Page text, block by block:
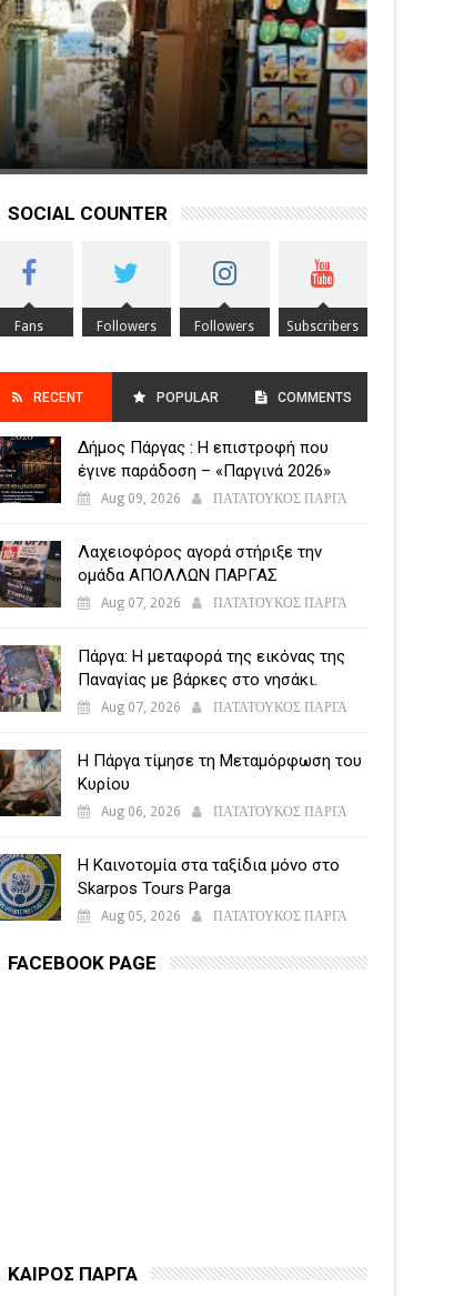
SOCIAL COUNTER
Fans Followers Followers Subscribers
RECENT POPULAR
POSTS
COMMENTS
Δήμος Πάργας : Η επιστροφή που
έγινε παράδοση – «Παργινά 2026»
Aug 09, 2026 ΠΑΤΑΤΟΥΚΟΣ ΠΑΡΓΑ
Λαχειοφόρος αγορά στήριξε την
ομάδα ΑΠΟΛΛΩΝ ΠΑΡΓΑΣ
Aug 07, 2026 ΠΑΤΑΤΟΥΚΟΣ ΠΑΡΓΑ
Πάργα: Η μεταφορά της εικόνας της
Παναγίας με βάρκες στο νησάκι.
Aug 07, 2026 ΠΑΤΑΤΟΥΚΟΣ ΠΑΡΓΑ
Η Πάργα τίμησε τη Μεταμόρφωση του
Κυρίου
Aug 06, 2026 ΠΑΤΑΤΟΥΚΟΣ ΠΑΡΓΑ
Η Καινοτομία στα ταξίδια μόνο στο
Skarpos Tours Parga
Aug 05, 2026 ΠΑΤΑΤΟΥΚΟΣ ΠΑΡΓΑ
FACEBOOK PAGE
ΚΑΙΡΟΣ ΠΑΡΓΑ